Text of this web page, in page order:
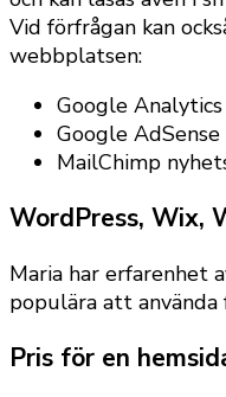
Vid förfrågan kan
webbplatsen:
Google Analytics
Google AdSense
MailChimp
WordPress, Wix,
Maria har erfarenhet
populära att
Pris för en